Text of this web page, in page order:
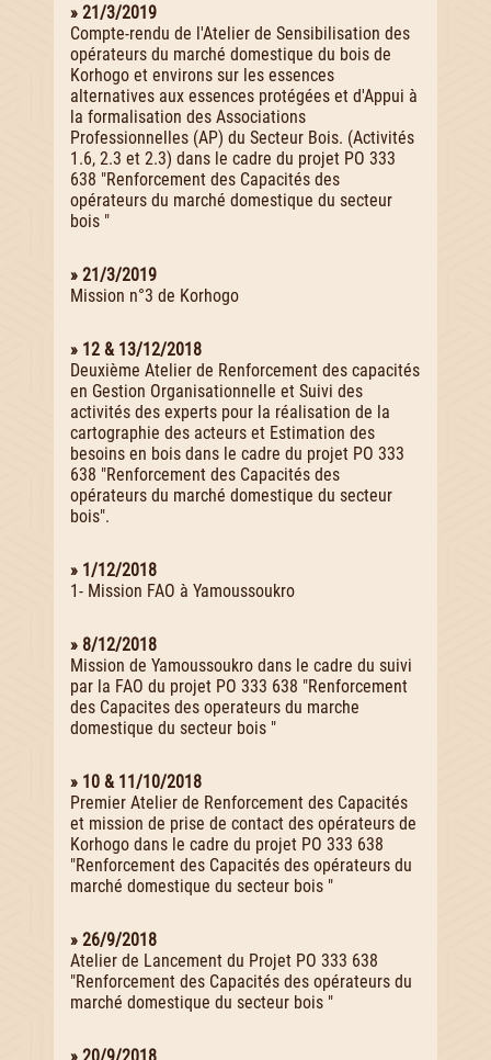
» 21/3/2019
Compte-rendu de l'Atelier de Sensibilisation des
opérateurs du marché domestique du bois de
Korhogo et environs sur les essences
alternatives aux essences protégées et d'Appui à
la formalisation des Associations
Professionnelles (AP) du Secteur Bois. (Activités
1.6, 2.3 et 2.3) dans le cadre du projet PO 333
638 "Renforcement des Capacités des
opérateurs du marché domestique du secteur
bois "
» 21/3/2019
Mission n°3 de Korhogo
» 12 & 13/12/2018
Deuxième Atelier de Renforcement des capacités
en Gestion Organisationnelle et Suivi des
activités des experts pour la réalisation de la
cartographie des acteurs et Estimation des
besoins en bois dans le cadre du projet PO 333
638 "Renforcement des Capacités des
opérateurs du marché domestique du secteur
bois".
» 1/12/2018
1- Mission FAO à Yamoussoukro
» 8/12/2018
Mission de Yamoussoukro dans le cadre du suivi
par la FAO du projet PO 333 638 "Renforcement
des Capacites des operateurs du marche
domestique du secteur bois "
» 10 & 11/10/2018
Premier Atelier de Renforcement des Capacités
et mission de prise de contact des opérateurs de
Korhogo dans le cadre du projet PO 333 638
"Renforcement des Capacités des opérateurs du
marché domestique du secteur bois "
» 26/9/2018
Atelier de Lancement du Projet PO 333 638
"Renforcement des Capacités des opérateurs du
marché domestique du secteur bois "